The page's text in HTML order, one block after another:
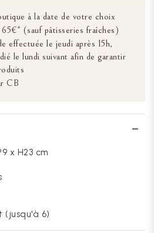
à la date de votre choix
(sauf pâtisseries fraîches)
effectuée le jeudi après 15h,
le lundi suivant afin de garantir
CB
x H23 cm
(jusqu'à 6)